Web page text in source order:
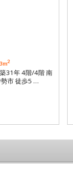
2
31年 4階/4階 南
市 徒歩5 …